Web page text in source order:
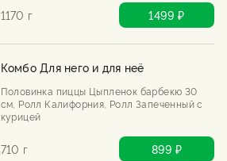
кольца стандарт, Куриные стрипсы.
1170 г 1499 ₽
Комбо Для него и для неё
Половинка пиццы Цыпленок барбекю 30
см, Ролл Калифорния, Ролл Запеченный с
курицей
710 г 899 ₽